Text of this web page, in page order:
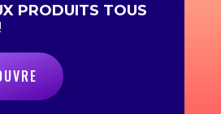
PRODUITS TOUS
!